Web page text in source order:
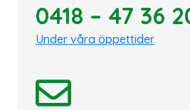
0418 – 47 36
Under våra öppettider